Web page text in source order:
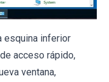
esquina inferior
acceso rápido,
ventana,